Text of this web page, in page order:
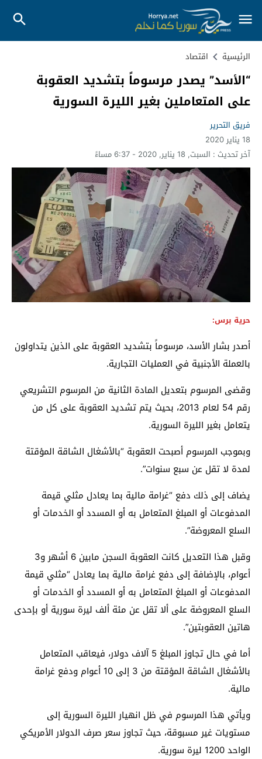
الرئيسية اقتصاد
“الأسد” يصدر مرسوماً بتشديد العقوبة
على المتعاملين بغير الليرة السورية
فريق التحرير
18 يناير 2020
آخر تحديث : السبت, 18 يناير, 2020 - 6:37 مساءً
حرية برس:
أصدر بشار الأسد، مرسوماً بتشديد العقوبة على الذين يتداولون
بالعملة الأجنبية في العمليات التجارية.
وقضى المرسوم بتعديل المادة الثانية من المرسوم التشريعي
رقم 54 لعام 2013، بحيث يتم تشديد العقوبة على كل من
يتعامل بغير الليرة السورية.
وبموجب المرسوم أصبحت العقوبة “بالأشغال الشاقة المؤقتة
لمدة لا تقل عن سبع سنوات”.
يضاف إلى ذلك دفع “غرامة مالية بما يعادل مثلي قيمة
المدفوعات أو المبلغ المتعامل به أو المسدد أو الخدمات أو
السلع المعروضة”.
وقبل هذا التعديل كانت العقوبة السجن مابين 6 أشهر و3
أعوام، بالإضافة إلى دفع غرامة مالية بما يعادل “مثلي قيمة
المدفوعات أو المبلغ المتعامل به أو المسدد أو الخدمات أو
السلع المعروضة على ألا تقل عن مئة ألف ليرة سورية أو بإحدى
هاتين العقوبتين”.
أما في حال تجاوز المبلغ 5 آلاف دولار، فيعاقب المتعامل
بالأشغال الشاقة المؤقتة من 3 إلى 10 أعوام ودفع غرامة
مالية.
ويأتي هذا المرسوم في ظل انهيار الليرة السورية إلى
مستويات غير مسبوقة، حيث تجاوز سعر صرف الدولار الأمريكي
الواحد 1200 ليرة سورية.